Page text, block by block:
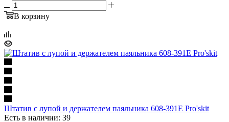
В корзину
Штатив с лупой и держателем паяльника 608-391E Pro'skit
Есть в наличии: 39